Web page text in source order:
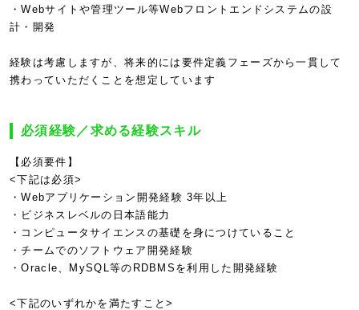
・Webサイトや管理ツール等Webフロントエンドシステムの設
計・開発
経験は考慮しますが、将来的には要件定義フェーズから一貫して
携わっていただくことを想定しています
必須経験／求める経験スキル
【必須要件】
<下記は必須>
・Webアプリケーション開発経験 3年以上
・ビジネスレベルの日本語能力
・コンピュータサイエンスの基礎を身につけていること
・チームでのソフトウェア開発経験
・Oracle、MySQL等のRDBMSを利用した開発経験
<下記のいずれかを満たすこと>